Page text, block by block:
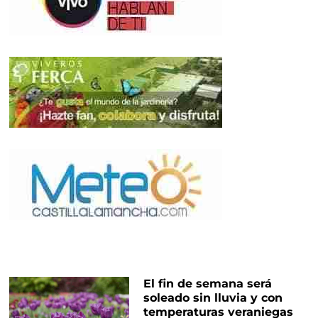
El fin de semana será
soleado sin lluvia y con
temperaturas veraniegas